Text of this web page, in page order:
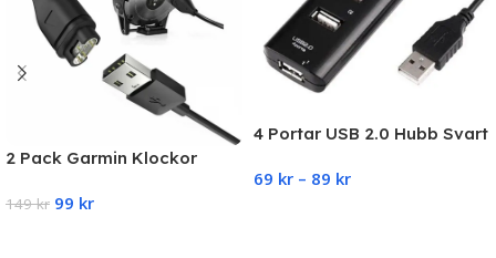
2 Pack Garmin Klockor
Universal
149kr 99 kr
4 Portar USB 2.0 Hubb Svart
69 kr – 89 kr